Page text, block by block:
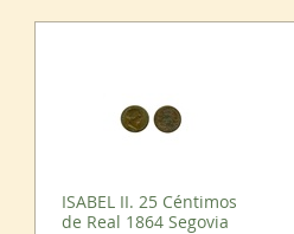
ISABEL II. 25 Céntimos
de Real 1864 Segovia